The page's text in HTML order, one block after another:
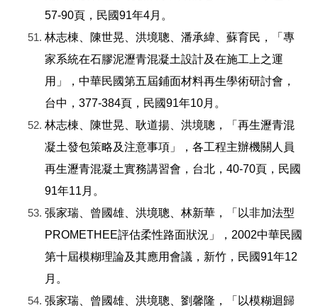
57-90頁，民國91年4月。
林志棟、陳世晃、洪境聰、潘承緯、蘇育民，「專
家系統在石膠泥瀝青混凝土設計及在施工上之運
用」，中華民國第五屆鋪面材料再生學術研討會，
台中，377-384頁，民國91年10月。
林志棟、陳世晃、耿道揚、洪境聰，「再生瀝青混
凝土發包策略及注意事項」，各工程主辦機關人員
再生瀝青混凝土實務講習會，台北，40-70頁，民國
91年11月。
張家瑞、曾國雄、洪境聰、林新華，「以非加法型
PROMETHEE評估柔性路面狀況」，2002中華民國
第十屆模糊理論及其應用會議，新竹，民國91年12
月。
張家瑞、曾國雄、洪境聰、劉馨隆，「以模糊迴歸